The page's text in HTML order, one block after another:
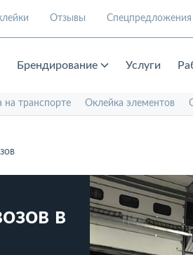
Отзывы Спецпредложения
Брендирование Услуги
на транспорте Оклейка элементов
в